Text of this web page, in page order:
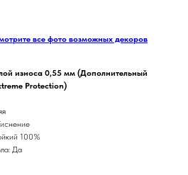
все фото возможных декоров
износа 0,55 мм (Дополнительный
Protection)
100%
Да